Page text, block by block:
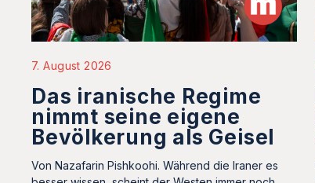
7. August 2026
Das iranische Regime
nimmt seine eigene
Bevölkerung als Geisel
Von Nazafarin Pishkoohi. Während die Iraner es